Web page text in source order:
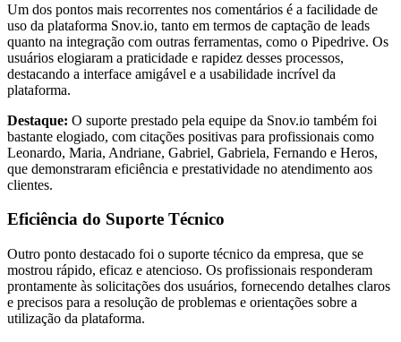
Um dos pontos mais recorrentes nos comentários é a facilidade de
uso da plataforma Snov.io, tanto em termos de captação de leads
quanto na integração com outras ferramentas, como o Pipedrive. Os
usuários elogiaram a praticidade e rapidez desses processos,
destacando a interface amigável e a usabilidade incrível da
plataforma.
Destaque: O suporte prestado pela equipe da Snov.io também foi
bastante elogiado, com citações positivas para profissionais como
Leonardo, Maria, Andriane, Gabriel, Gabriela, Fernando e Heros,
que demonstraram eficiência e prestatividade no atendimento aos
clientes.
Eficiência do Suporte Técnico
Outro ponto destacado foi o suporte técnico da empresa, que se
mostrou rápido, eficaz e atencioso. Os profissionais responderam
prontamente às solicitações dos usuários, fornecendo detalhes claros
e precisos para a resolução de problemas e orientações sobre a
utilização da plataforma.